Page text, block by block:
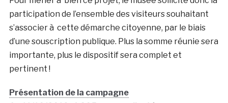
participation de l’ensemble des visiteurs souhaitant
s’associer à cette démarche citoyenne, par le biais
d’une souscription publique. Plus la somme réunie sera
importante, plus le dispositif sera complet et
pertinent !
Présentation de la campagne